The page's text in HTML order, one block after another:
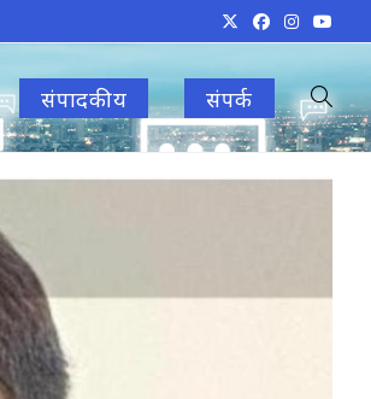
संपादकीय संपर्क Toggle